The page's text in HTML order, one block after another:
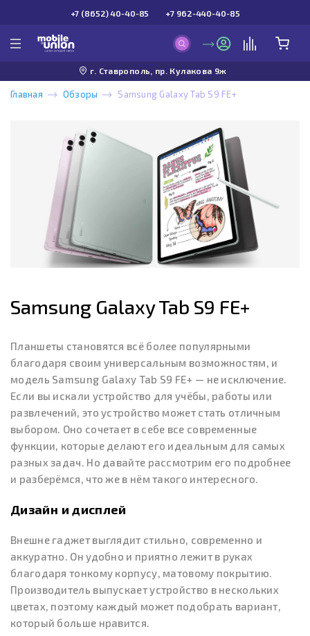
+7 (8652) 40-40-85 +7 962-440-40-85
г. Ставрополь, пр. Кулакова 9ж
Главная Обзоры Samsung Galaxy Tab S9 FE+
Samsung Galaxy Tab S9 FE+
Планшеты становятся всё более популярными
благодаря своим универсальным возможностям, и
модель Samsung Galaxy Tab S9 FE+ — не исключение.
Если вы искали устройство для учёбы, работы или
развлечений, это устройство может стать отличным
выбором. Оно сочетает в себе все современные
функции, которые делают его идеальным для самых
разных задач. Но давайте рассмотрим его подробнее
и разберёмся, что же в нём такого интересного.
Дизайн и дисплей
Внешне гаджет выглядит стильно, современно и
аккуратно. Он удобно и приятно лежит в руках
благодаря тонкому корпусу, матовому покрытию.
Производитель выпускает устройство в нескольких
цветах, поэтому каждый может подобрать вариант,
который больше нравится.